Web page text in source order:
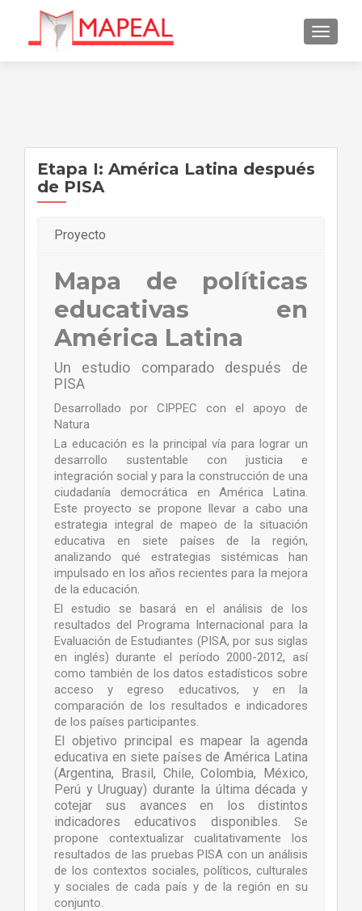
Etapa I: América Latina después
de PISA
Proyecto
Mapa de políticas
educativas en
América Latina
Un estudio comparado después de
PISA
Desarrollado por CIPPEC con el apoyo de
Natura
La educación es la principal vía para lograr un
desarrollo sustentable con justicia e
integración social y para la construcción de una
ciudadanía democrática en América Latina.
Este proyecto se propone llevar a cabo una
estrategia integral de mapeo de la situación
educativa en siete países de la región,
analizando qué estrategias sistémicas han
impulsado en los años recientes para la mejora
de la educación.
El estudio se basará en el análisis de los
resultados del Programa Internacional para la
Evaluación de Estudiantes (PISA, por sus siglas
en inglés) durante el período 2000-2012, así
como también de los datos estadísticos sobre
acceso y egreso educativos, y en la
comparación de los resultados e indicadores
de los países participantes.
El objetivo principal es mapear la agenda
educativa en siete países de América Latina
(Argentina, Brasil, Chile, Colombia, México,
Perú y Uruguay) durante la última década y
cotejar sus avances en los distintos
indicadores educativos disponibles. Se
propone contextualizar cualitativamente los
resultados de las pruebas PISA con un análisis
de los contextos sociales, políticos, culturales
y sociales de cada país y de la región en su
conjunto.